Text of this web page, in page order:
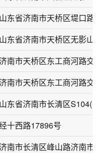
山东省济南市天桥区堤口路
山东省济南市长清区S104(
十西路17896号
南市长清区峰山路济南市